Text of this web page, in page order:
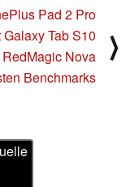
Pad 2 Pro
Galaxy Tab S10
Nova
Benchmarks
⟩